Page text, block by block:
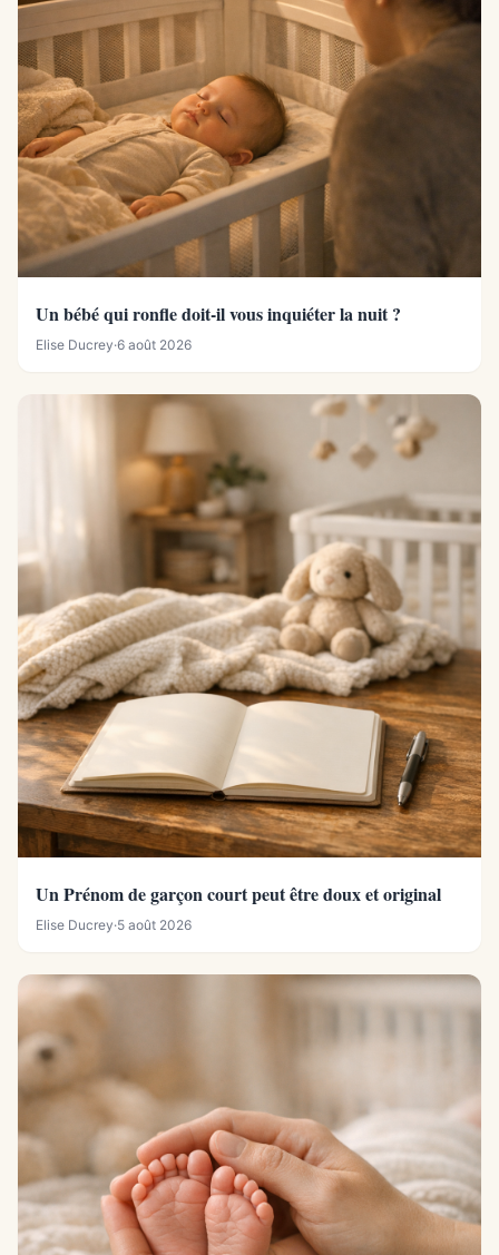
Un bébé qui ronfle doit-il vous inquiéter la nuit ?
Elise Ducrey·6 août 2026
Un Prénom de garçon court peut être doux et original
Elise Ducrey·5 août 2026